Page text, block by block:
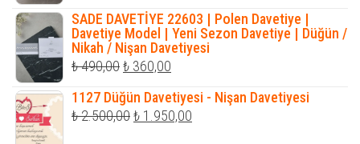
fiyat:
₺ 690,00.fiyat:
₺ 559,00.
SADE DAVETİYE 22603 | Polen Davetiye |
Davetiye Model | Yeni Sezon Davetiye | Düğün /
Nikah / Nişan Davetiyesi
₺490,00Orijinal
fiyat:
₺ 490,00.
₺ 360,00
fiyat:
1127 Düğün Davetiyesi - Nişan Davetiyesi
₺2.500,00Orijinal
₺ 1.950,00